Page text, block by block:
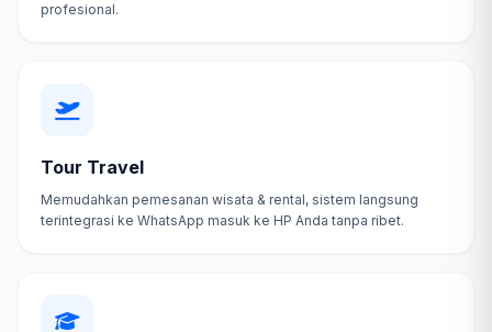
profesional.
Tour Travel
Memudahkan pemesanan wisata & rental, sistem langsung
terintegrasi ke WhatsApp masuk ke HP Anda tanpa ribet.